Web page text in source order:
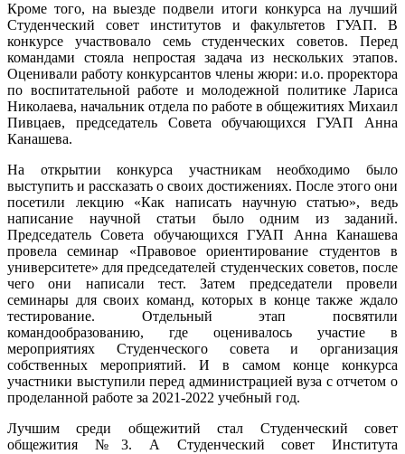
Кроме того, на выезде подвели итоги конкурса на лучший
Студенческий совет институтов и факультетов ГУАП. В
конкурсе участвовало семь студенческих советов. Перед
командами стояла непростая задача из нескольких этапов.
Оценивали работу конкурсантов члены жюри: и.о. проректора
по воспитательной работе и молодежной политике Лариса
Николаева, начальник отдела по работе в общежитиях Михаил
Пивцаев, председатель Совета обучающихся ГУАП Анна
Канашева.
На открытии конкурса участникам необходимо было
выступить и рассказать о своих достижениях. После этого они
посетили лекцию «Как написать научную статью», ведь
написание научной статьи было одним из заданий.
Председатель Совета обучающихся ГУАП Анна Канашева
провела семинар «Правовое ориентирование студентов в
университете» для председателей студенческих советов, после
чего они написали тест. Затем председатели провели
семинары для своих команд, которых в конце также ждало
тестирование. Отдельный этап посвятили
командообразованию, где оценивалось участие в
мероприятиях Студенческого совета и организация
собственных мероприятий. И в самом конце конкурса
участники выступили перед администрацией вуза с отчетом о
проделанной работе за 2021-2022 учебный год.
Лучшим среди общежитий стал Студенческий совет
общежития №3. А Студенческий совет Института